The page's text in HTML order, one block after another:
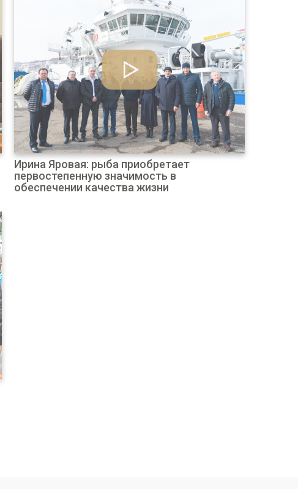
Ирина Яровая: рыба приобретает
первостепенную значимость в
обеспечении качества жизни